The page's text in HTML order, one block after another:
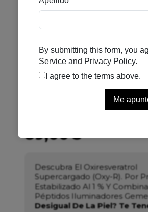
MEDIK8 OXYR
2X10ML
Se el primero en puntuar
Solo quedan 1 disponibles
89,00€
Descubra El Oxiresveratrol
Supercargado (Oxy-R). Por
Estabilizado Al 1 % Y
Péptidos Iluminadores
Desigual De La Piel? Te